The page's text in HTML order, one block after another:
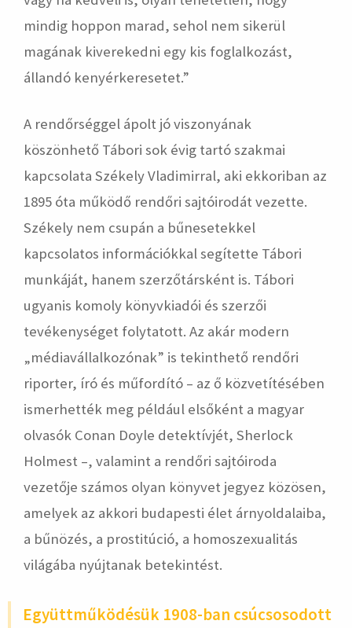
mindig hoppon marad, sehol nem sikerül
magának kiverekedni egy kis foglalkozást,
állandó kenyérkeresetet.”
A rendőrséggel ápolt jó viszonyának
köszönhető Tábori sok évig tartó szakmai
kapcsolata Székely Vladimirral, aki ekkoriban az
1895 óta működő rendőri sajtóirodát vezette.
Székely nem csupán a bűnesetekkel
kapcsolatos információkkal segítette Tábori
munkáját, hanem szerzőtársként is. Tábori
ugyanis komoly könyvkiadói és szerzői
tevékenységet folytatott. Az akár modern
„médiavállalkozónak” is tekinthető rendőri
riporter, író és műfordító – az ő közvetítésében
ismerhették meg például elsőként a magyar
olvasók Conan Doyle detektívjét, Sherlock
Holmest –, valamint a rendőri sajtóiroda
vezetője számos olyan könyvet jegyez közösen,
amelyek az akkori budapesti élet árnyoldalaiba,
a bűnözés, a prostitúció, a homoszexualitás
világába nyújtanak betekintést.
Együttműködésük 1908-ban csúcsosodott